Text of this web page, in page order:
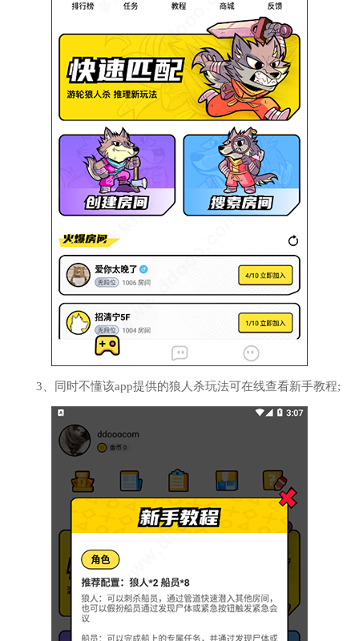
3、同时不懂该app提供的狼人杀玩法可在线查看新手教程;